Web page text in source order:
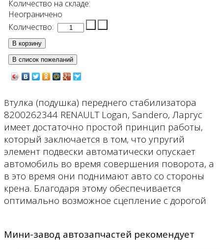
Количество на складе:
Неограничено
Количество:
Втулка (подушка) переднего стабилизатора
8200262344 RENAULT Logan, Sandero, Ларгус
имеет достаточно простой принцип работы,
который заключается в том, что упругий
элемент подвески автоматически опускает
автомобиль во время совершения поворота, а
в это время они поднимают авто со стороны
крена. Благодаря этому обеспечивается
оптимально возможное сцепление с дорогой
Мини-завод автозапчастей рекомендует